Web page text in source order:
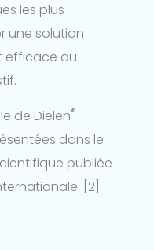
les plus
une solution
efficace au
de Dielen®
dans le
publiée
[2]